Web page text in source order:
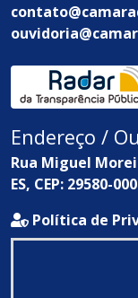
Endereço /
Rua Miguel
ES, CEP: 29580-000
Política de